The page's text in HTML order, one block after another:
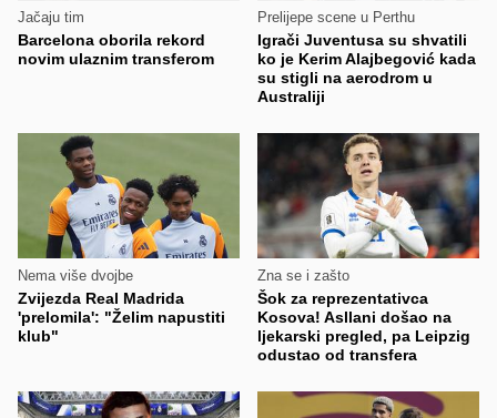
Jačaju tim
Barcelona oborila rekord
novim ulaznim transferom
Prelijepe scene u Perthu
Igrači Juventusa su shvatili
ko je Kerim Alajbegović kada
su stigli na aerodrom u
Australiji
Nema više dvojbe
Zvijezda Real Madrida
'prelomila': "Želim napustiti
klub"
Zna se i zašto
Šok za reprezentativca
Kosova! Asllani došao na
ljekarski pregled, pa Leipzig
odustao od transfera